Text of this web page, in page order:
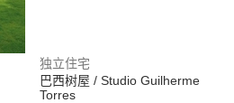
独立住宅
巴西树屋 / Studio Guilherme
Torres